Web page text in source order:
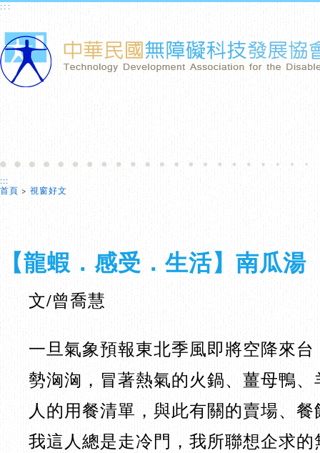
:::
:::
首頁 > 視窗好文
【龍蝦．感受．生活】南瓜湯
文/曾喬慧
一旦氣象預報東北季風即將空降來
勢洶洶，冒著熱氣的火鍋、薑母鴨
人的用餐清單，與此有關的賣場、
我這人總是走冷門，我所聯想企求